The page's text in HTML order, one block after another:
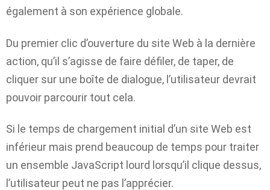
également à son expérience globale.
Du premier clic d’ouverture du site Web à la dernière
action, qu’il s’agisse de faire défiler, de taper, de
cliquer sur une boîte de dialogue, l’utilisateur devrait
pouvoir parcourir tout cela.
Si le temps de chargement initial d’un site Web est
inférieur mais prend beaucoup de temps pour traiter
un ensemble JavaScript lourd lorsqu’il clique dessus,
l’utilisateur peut ne pas l’apprécier.